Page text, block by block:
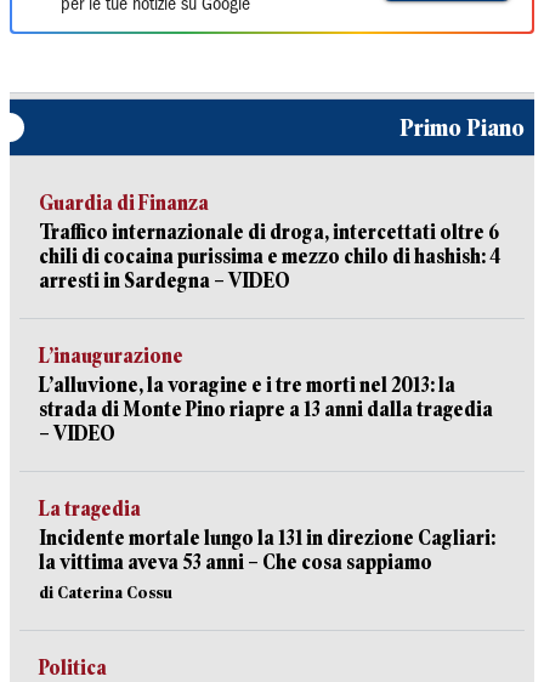
per le tue notizie su Google
Primo Piano
Guardia di Finanza
Traffico internazionale di droga, intercettati oltre 6
chili di cocaina purissima e mezzo chilo di hashish: 4
arresti in Sardegna – VIDEO
L’inaugurazione
L’alluvione, la voragine e i tre morti nel 2013: la
strada di Monte Pino riapre a 13 anni dalla tragedia
– VIDEO
La tragedia
Incidente mortale lungo la 131 in direzione Cagliari:
la vittima aveva 53 anni – Che cosa sappiamo
di Caterina Cossu
Politica